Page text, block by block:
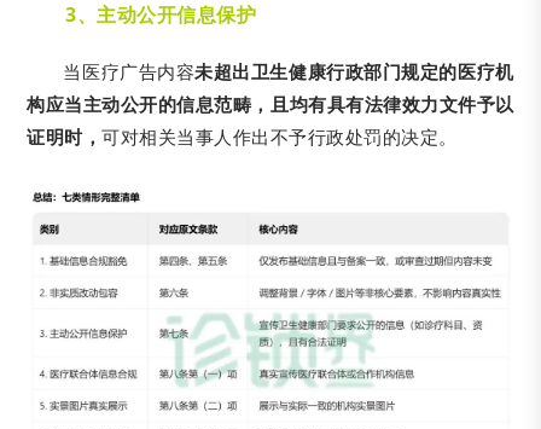
3、主动公开信息保护
当医疗广告内容未超出卫生健康行政部门规定的医疗机
构应当主动公开的信息范畴，且均有具有法律效力文件予以
证明时，可对相关当事人作出不予行政处罚的决定。